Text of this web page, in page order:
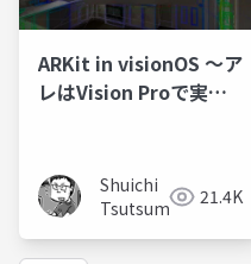
ARKit in visionOS 〜ア
レはVision Proで実現
Shuichi
Tsutsumi
21.4K